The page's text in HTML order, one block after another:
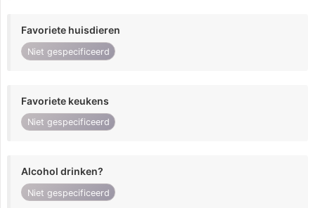
Favoriete huisdieren
Niet gespecificeerd
Favoriete keukens
Niet gespecificeerd
Alcohol drinken?
Niet gespecificeerd